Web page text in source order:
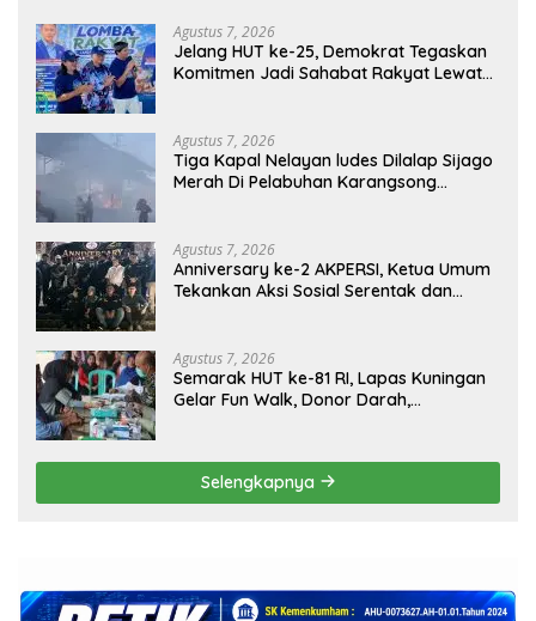
Agustus 7, 2026
Jelang HUT ke-25, Demokrat Tegaskan
Komitmen Jadi Sahabat Rakyat Lewat
Agustus 7, 2026
Tiga Kapal Nelayan ludes Dilalap Sijago
Merah Di Pelabuhan Karangsong
Agustus 7, 2026
Anniversary ke-2 AKPERSI, Ketua Umum
Tekankan Aksi Sosial Serentak dan
Agustus 7, 2026
Semarak HUT ke-81 RI, Lapas Kuningan
Gelar Fun Walk, Donor Darah,
Selengkapnya